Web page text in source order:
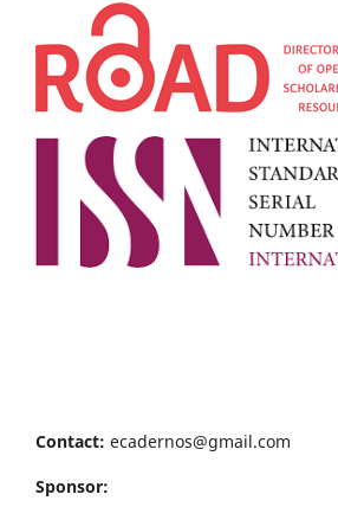
Contact: ecadernos@gmail.com
Sponsor: